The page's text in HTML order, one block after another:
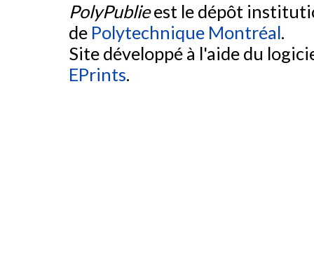
PolyPublieest le dépôt
de Polytechnique Montréal.
Site développé à l'aide du
EPrints.